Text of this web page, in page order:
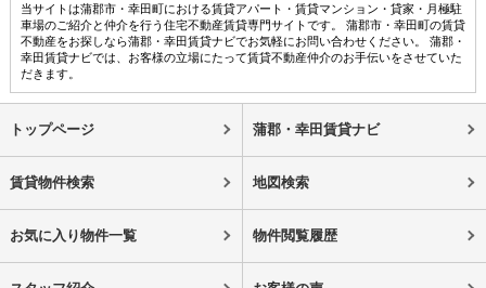
当サイトは蒲郡市・幸田町における賃貸アパート・賃貸マンション・貸家・月極駐
車場のご紹介と仲介を行う住宅不動産賃貸専門サイトです。 蒲郡市・幸田町の賃貸
不動産をお探しなら蒲郡・幸田賃貸ナビでお気軽にお問い合わせください。 蒲郡・
幸田賃貸ナビでは、お客様の立場にたって賃貸不動産仲介のお手伝いをさせていた
だきます。
トップページ 蒲郡・幸田賃貸ナビ
賃貸物件検索 地図検索
お気に入り物件一覧 物件閲覧履歴